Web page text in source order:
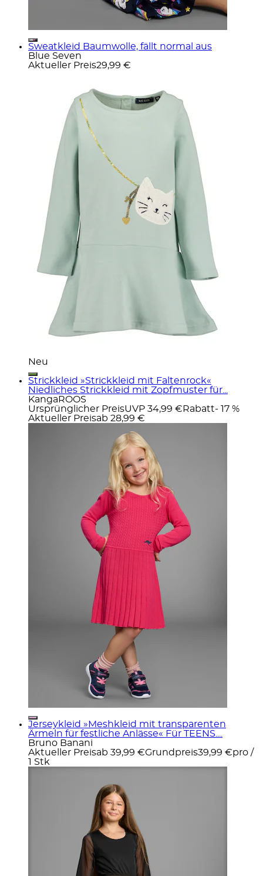
Sweatkleid Baumwolle, fällt normal aus
Blue Seven
Aktueller Preis29,99 €
Neu
Strickkleid »Strickkleid mit Faltenrock«
Niedliches Strickkleid mit Zopfmuster für...
KangaROOS
Ursprünglicher PreisUVP 34,99 € Rabatt- 17 %
Aktueller Preisab 28,99 €
Jerseykleid »Meshkleid mit transparenten
Ärmeln für festliche Anlässe« Für TEENS....
Bruno Banani
Aktueller Preisab 39,99 €Grundpreis39,99 €pro /
1 Stk